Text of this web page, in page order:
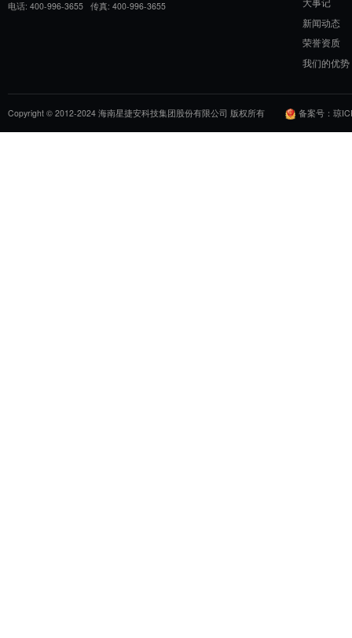
​三、强强联合，赋能自贸港医疗新未来
海南大学计算机学院张清辰院长表示：“
教融合”政策的积极响应。期待通过双方
化，为海南医疗健康产业注入新动能。这
力，更为全国医疗健康产业的数字化转型